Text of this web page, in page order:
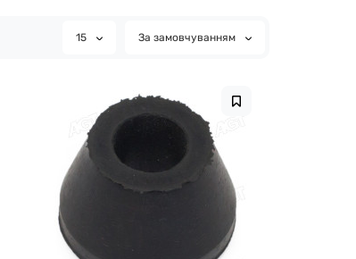
15 За замовчуванням